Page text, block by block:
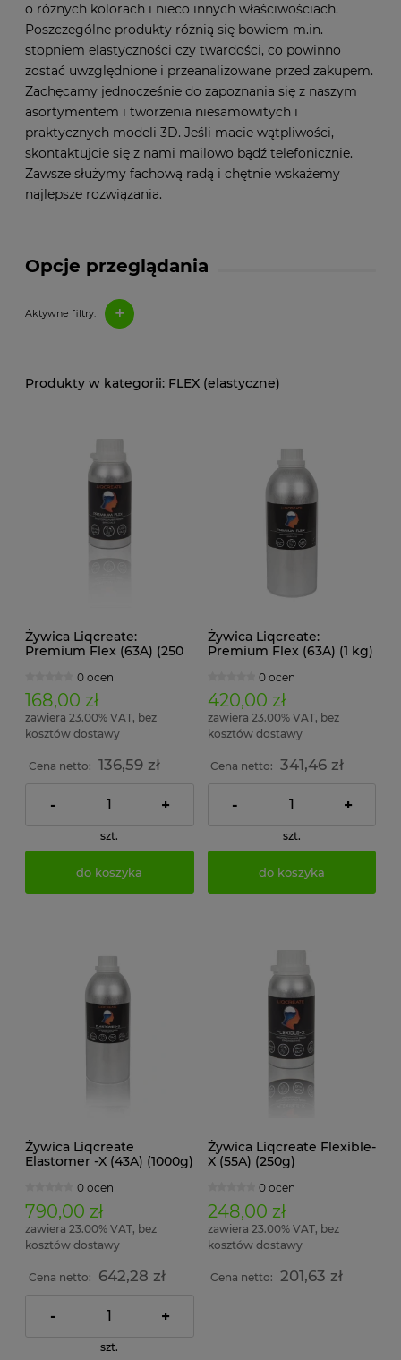
Opcje przeglądania
Aktywne filtry: +
o różnych kolorach i nieco innych właściwościach.
Poszczególne produkty różnią się bowiem m.in.
stopniem elastyczności czy twardości, co powinno
zostać uwzględnione i przeanalizowane przed zakupem.
Zachęcamy jednocześnie do zapoznania się z naszym
asortymentem i tworzenia niesamowitych i
praktycznych modeli 3D. Jeśli macie wątpliwości,
skontaktujcie się z nami mailowo bądź telefonicznie.
Zawsze służymy fachową radą i chętnie wskażemy
najlepsze rozwiązania.
FLEX (elastyczne)
Żywica Liqcreate:
Premium Flex (63A) (250
0 ocen
168,00 zł
zawiera 23.00% VAT, bez
kosztów dostawy
Cena netto: 136,59 zł
- +
szt.
do koszyka
Żywica Liqcreate:
Premium Flex (63A) (1 kg)
0 ocen
420,00 zł
zawiera 23.00% VAT, bez
kosztów dostawy
Cena netto: 341,46 zł
- +
szt.
do koszyka
Żywica Liqcreate
Elastomer -X (43A) (1000g)
0 ocen
790,00 zł
zawiera 23.00% VAT, bez
kosztów dostawy
Cena netto: 642,28 zł
- +
szt.
Żywica Liqcreate Flexible-
X (55A) (250g)
0 ocen
248,00 zł
zawiera 23.00% VAT, bez
kosztów dostawy
Cena netto: 201,63 zł